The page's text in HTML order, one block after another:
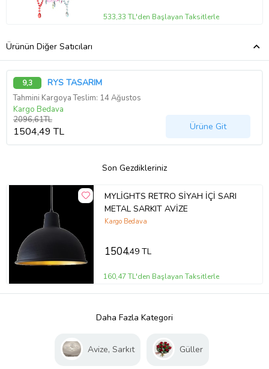
533,33 TL'den Başlayan Taksitlerle
Ürünün Diğer Satıcıları
9,3 RYS TASARIM
Tahmini Kargoya Teslim: 14 Ağustos
Kargo Bedava
2096,61TL
1504,49 TL Ürüne Git
Son Gezdikleriniz
MYLİGHTS RETRO SİYAH İÇİ SARI
METAL SARKIT AVİZE
Kargo Bedava
1504,49 TL
160,47 TL'den Başlayan Taksitlerle
Daha Fazla Kategori
Avize, Sarkıt Güller